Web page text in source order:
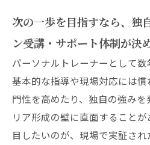
次の一歩を目指すなら、独
ン受講・サポート体制が決
パーソナルトレーナーとして数
基本的な指導や現場対応には
門性を高めたり、独自の強み
リア形成の壁に直面すること
目したいのが、現場で実証さ